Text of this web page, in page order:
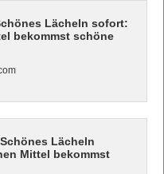
Lächeln sofort:
bekommst schöne
Lächeln
Mittel bekommst